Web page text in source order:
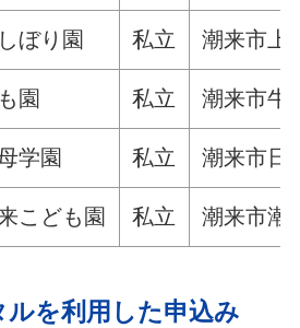
ぼり園 私立 潮来市上
園 私立 潮来市牛
学園 私立 潮来市日
こども園 私立 潮来市潮
を利用した申込み